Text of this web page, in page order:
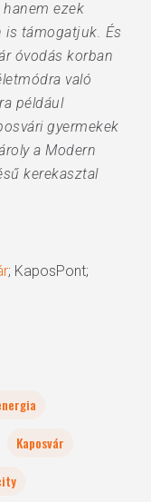
ezek
is támogatjuk. És
óvodás korban
való
például
gyermekek
a Modern
kerekasztal
; KaposPont;
Kaposvár